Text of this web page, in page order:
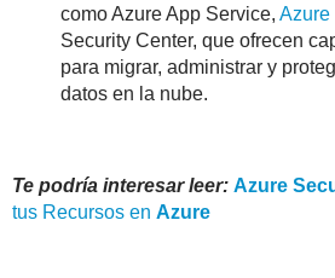
como Azure App Service, Azure
Security Center, que ofrecen
para migrar, administrar y
datos en la nube.
Te podría interesar leer: Azure
tus Recursos en Azure